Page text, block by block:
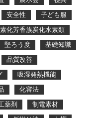
安全性
子ども服
化芳香族炭化水素類
堅ろう度
基礎知識
品質改善
吸湿発熱機能
化審法
薬剤
制電素材